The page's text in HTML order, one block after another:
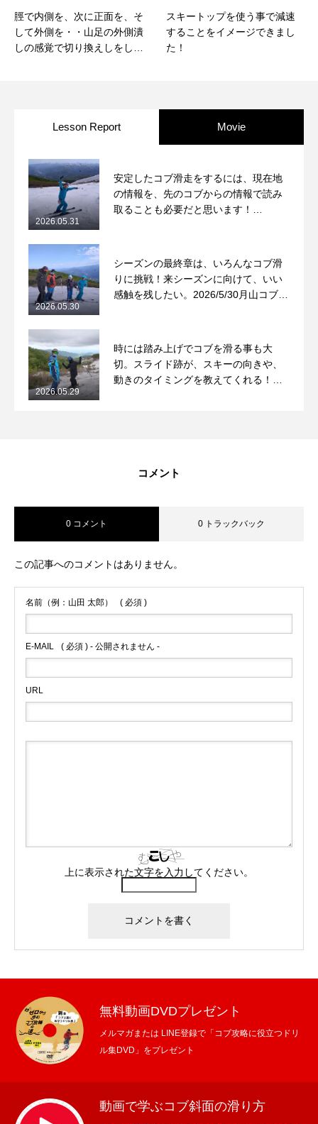
脛で内側を、次に正面を、そ
して外側を・・山足の外側潰
しの感覚で切り換えしをした
スキートップを使う事で減速
することをイメージできまし
た！
Lesson Report Movie
安定したコブ滑走をするには、現在地
の情報を、先のコブからの情報で読み
取ることも必要だと思います！
2026.05.31
シーズンの最終章は、いろんなコブ滑
りに挑戦！来シーズンに向けて、いい
感触を残したい。2026/5/30月山コブレ
2026.05.30
時には踏み上げでコブを滑る事も大
切。スライド跡が、スキーの向きや、
動きのタイミングを教えてくれる！
2026.05.29
コメント
0 コメント 0 トラックバック
この記事へのコメントはありません。
名前（例：山田 太郎） ( 必須 )
E-MAIL ( 必須 ) - 公開されません -
URL
上に表示された文字を入力してください。
無料動画DVDプレゼント
メルマガまたは LINE登録で「コブ攻略に役立つドリ
ル集DVD」をプレゼント
動画で学ぶコブ斜面の滑り方